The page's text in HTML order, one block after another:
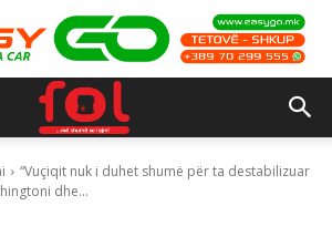
“Vuçiqit nuk i duhet shumë për ta destabilizuar
dhe...